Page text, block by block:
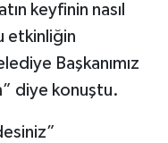
keyfinin nasıl
etkinliğin
Başkanımız
diye konuştu.